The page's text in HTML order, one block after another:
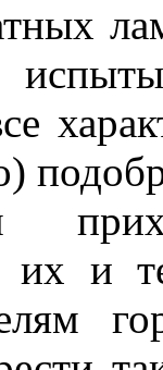
их и